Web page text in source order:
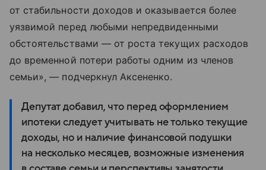
от стабильности доходов и оказывается более
уязвимой перед любыми непредвиденными
обстоятельствами — от роста текущих расходов
до временной потери работы одним из членов
семьи», — подчеркнул Аксененко.
Депутат добавил, что перед оформлением
ипотеки следует учитывать не только текущие
доходы, но и наличие финансовой подушки
на несколько месяцев, возможные изменения